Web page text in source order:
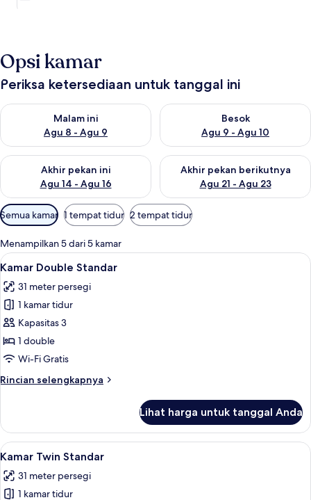
v
e
l
Opsi kamar
Periksa ketersediaan untuk tanggal ini
Malam ini
Agu 8 - Agu 9
Periksa ketersediaan untuk malam ini Agu 8 - Agu 9
Besok
Agu 9 - Agu 10
Periksa ketersediaan untuk
Akhir pekan ini
Agu 14 - Agu 16
Periksa ketersediaan untuk akhir pekan ini Agu 14 - Agu 16
Akhir pekan berikutnya
Agu 21 - Agu 23
Periksa ketersediaan untuk
Filter
tersedia
untuk
kamar
Semua kamar 1 tempat tidur 2 tempat tidur
Menampilkan 5 dari 5 kamar
Lihat
semua
foto
untuk
Kamar
Double
Standar
Meja kerja, tempat tidur bayi (biaya
7
Kamar Double Standar
31 meter persegi
1 kamar tidur
Kapasitas 3
1 double
Wi-Fi Gratis
Rincian selengkapnya
Rincian
Kamar
Double
Standar
Lihat harga untuk tanggal Anda
Lihat
semua
foto
Kamar Twin Standar | Meja kerja,
7
Kamar Twin Standar
31 meter persegi
1 kamar tidur